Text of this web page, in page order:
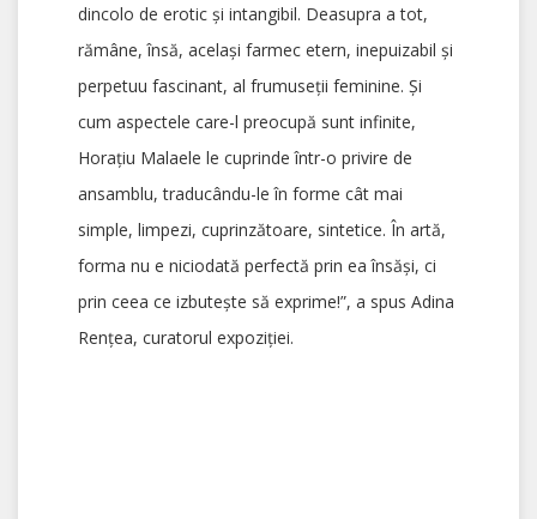
dincolo de erotic și intangibil. Deasupra a tot,
rămâne, însă, același farmec etern, inepuizabil şi
perpetuu fascinant, al frumuseţii feminine. Şi
cum aspectele care-l preocupă sunt infinite,
Horaţiu Malaele le cuprinde într-o privire de
ansamblu, traducându-le în forme cât mai
simple, limpezi, cuprinzătoare, sintetice. În artă,
forma nu e niciodată perfectă prin ea însăşi, ci
prin ceea ce izbuteşte să exprime!”, a spus Adina
Rențea, curatorul expoziției.